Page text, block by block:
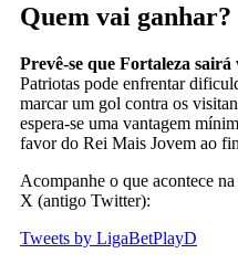
Quem vai ganhar?
Prevê-se que Fortaleza sairá
Patriotas pode enfrentar
marcar um gol contra os
espera-se uma vantagem
favor do Rei Mais Jovem ao
Acompanhe o que acontece
X (antigo Twitter):
Tweets by LigaBetPlayD